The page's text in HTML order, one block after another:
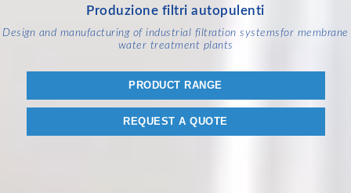
Produzione filtri autopulenti
Design and manufacturing of industrial filtration systemsfor membrane
water treatment plants
PRODUCT RANGE
REQUEST A QUOTE